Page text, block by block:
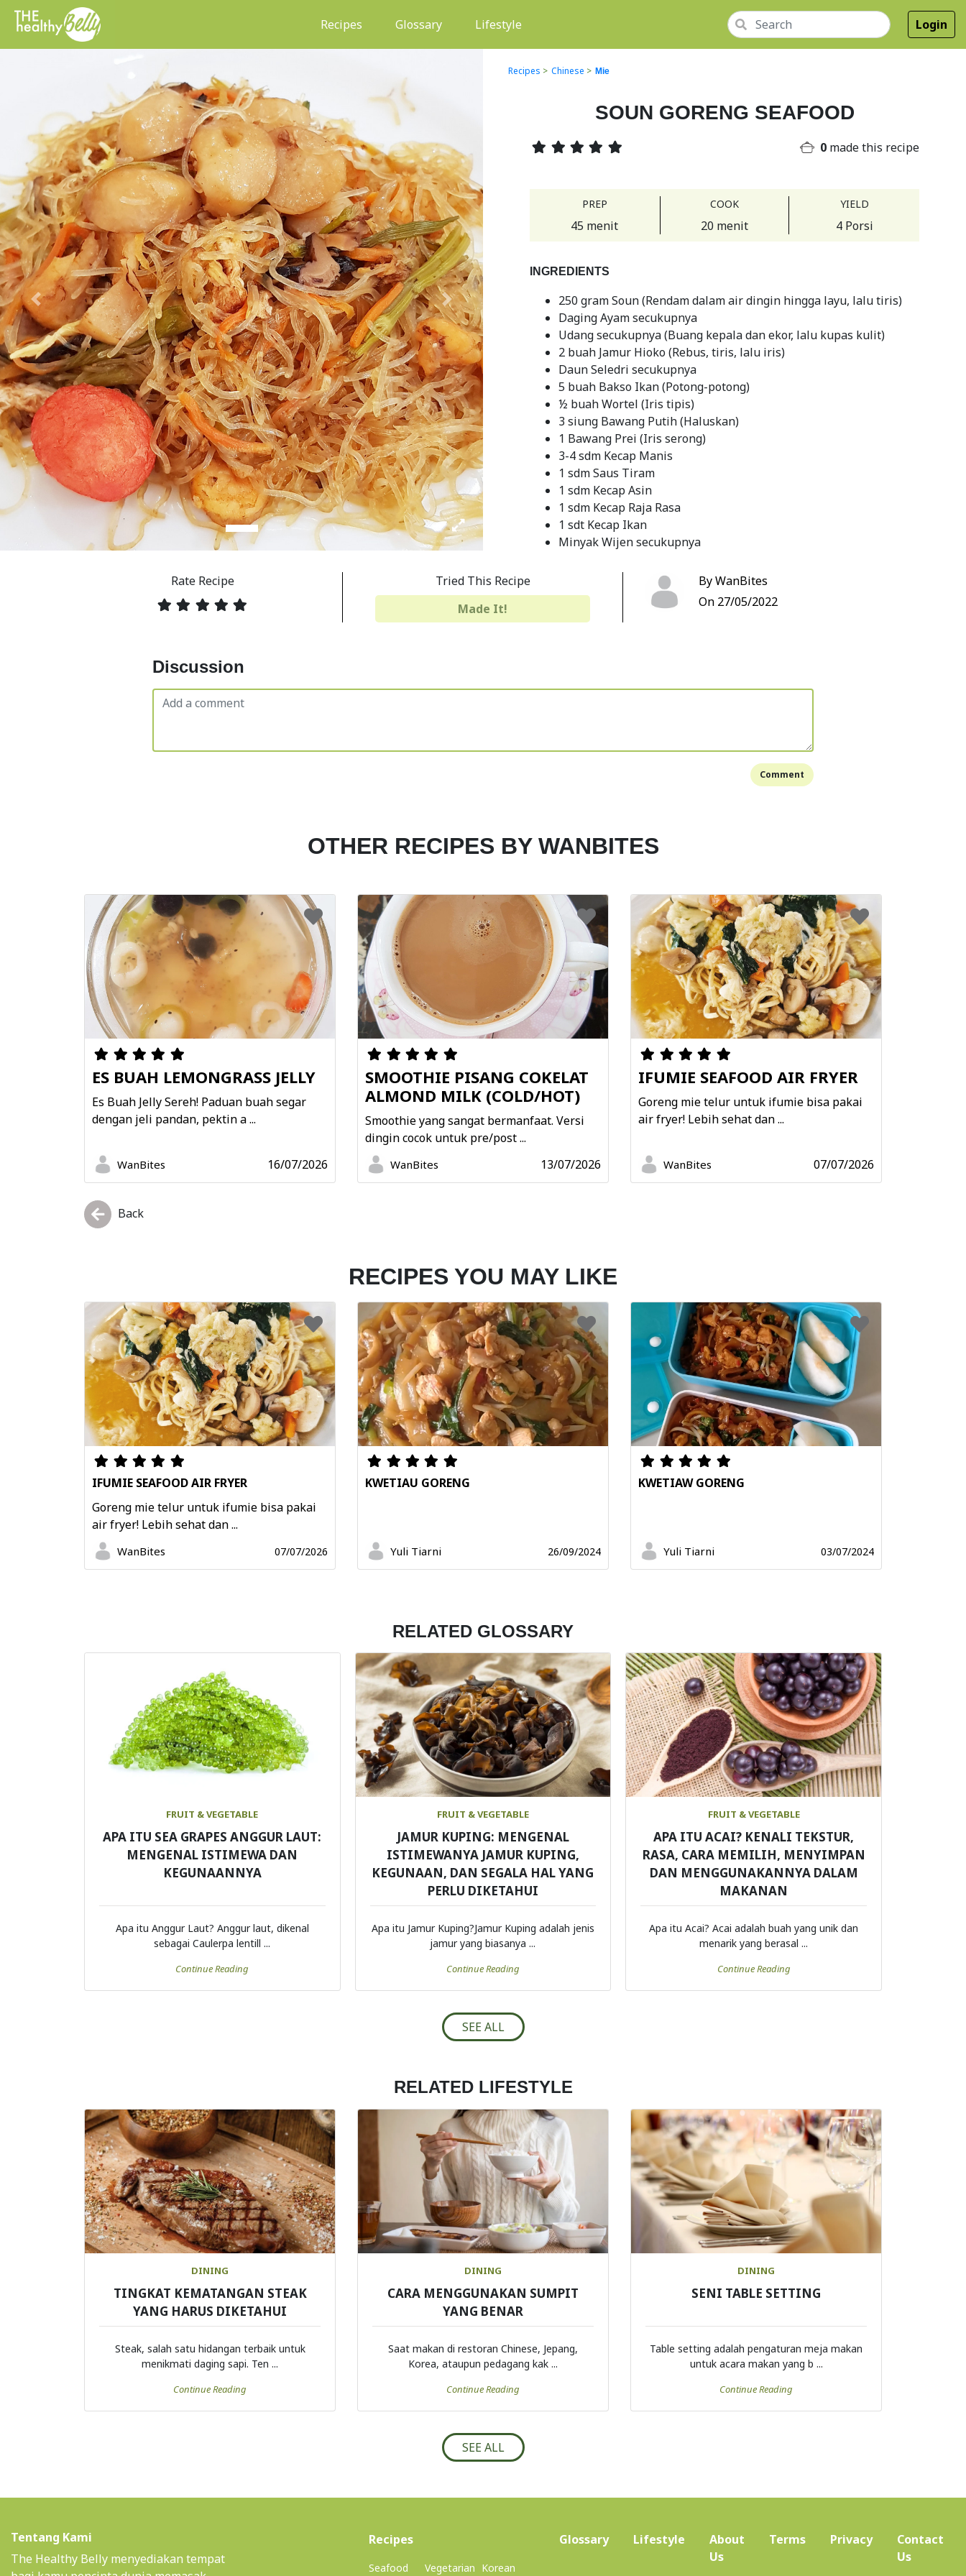
Recipes (current)Glossary Lifestyle Login
Previous Next
Recipes > Chinese > Mie
SOUN GORENG SEAFOOD
0 made this recipe
PREP
45 menit
COOK
20 menit
YIELD
4 Porsi
INGREDIENTS
250 gram Soun (Rendam dalam air dingin hingga layu, lalu tiris)
Daging Ayam secukupnya
Udang secukupnya (Buang kepala dan ekor, lalu kupas kulit)
2 buah Jamur Hioko (Rebus, tiris, lalu iris)
Daun Seledri secukupnya
5 buah Bakso Ikan (Potong-potong)
½ buah Wortel (Iris tipis)
3 siung Bawang Putih (Haluskan)
1 Bawang Prei (Iris serong)
3-4 sdm Kecap Manis
1 sdm Saus Tiram
1 sdm Kecap Asin
1 sdm Kecap Raja Rasa
1 sdt Kecap Ikan
Minyak Wijen secukupnya
Bubuk Merica secukupnya
Penyedap secukupnya
Minyak Goreng secukupnya
sudah cukup panas, masukkan bawang putih dan bawang prei.
daging ayam, udang, jamur, bakso ikan dan wortel.
Berikan kecap manis, saus tiram, kecap asin, kecap raja rasa,
kecap ikan, garam, bubuk merica dan bumbu penyedap. Aduk
aduk lagi hingga semua bagian soun terbumbui.
Sebelum dipindahkan ke piring saji, berikan sedikit minyak wijen.
Soun goreng seafood sudah siap untuk disajikan.
Share Bookmark
Rate Recipe
Tried This Recipe
Made It!
By WanBites
On 27/05/2022
Discussion
Comment
OTHER RECIPES BY WANBITES
ES BUAH LEMONGRASS JELLY
Es Buah Jelly Sereh! Paduan buah segar
dengan jeli pandan, pektin a ...
WanBites 16/07/2026
SMOOTHIE PISANG COKELAT
ALMOND MILK (COLD/HOT)
Smoothie yang sangat bermanfaat. Versi
dingin cocok untuk pre/post ...
WanBites 13/07/2026
IFUMIE SEAFOOD AIR FRYER
Goreng mie telur untuk ifumie bisa pakai
air fryer! Lebih sehat dan ...
WanBites 07/07/2026
Back
RECIPES YOU MAY LIKE
IFUMIE SEAFOOD AIR FRYER
Goreng mie telur untuk ifumie bisa pakai
air fryer! Lebih sehat dan ...
WanBites 07/07/2026
KWETIAU GORENG
Yuli Tiarni 26/09/2024
KWETIAW GORENG
Yuli Tiarni 03/07/2024
RELATED GLOSSARY
FRUIT & VEGETABLE
APA ITU SEA GRAPES ANGGUR LAUT:
MENGENAL ISTIMEWA DAN
KEGUNAANNYA
Apa itu Anggur Laut? Anggur laut, dikenal
sebagai Caulerpa lentill ...
Continue Reading
FRUIT & VEGETABLE
JAMUR KUPING: MENGENAL
ISTIMEWANYA JAMUR KUPING,
KEGUNAAN, DAN SEGALA HAL YANG
PERLU DIKETAHUI
Apa itu Jamur Kuping?Jamur Kuping adalah jenis
jamur yang biasanya ...
Continue Reading
FRUIT & VEGETABLE
APA ITU ACAI? KENALI TEKSTUR,
RASA, CARA MEMILIH, MENYIMPAN
DAN MENGGUNAKANNYA DALAM
MAKANAN
Apa itu Acai? Acai adalah buah yang unik dan
menarik yang berasal ...
Continue Reading
SEE ALL
RELATED LIFESTYLE
DINING
TINGKAT KEMATANGAN STEAK
YANG HARUS DIKETAHUI
Steak, salah satu hidangan terbaik untuk
menikmati daging sapi. Ten ...
Continue Reading
DINING
CARA MENGGUNAKAN SUMPIT
YANG BENAR
Saat makan di restoran Chinese, Jepang,
Korea, ataupun pedagang kak ...
Continue Reading
DINING
SENI TABLE SETTING
Table setting adalah pengaturan meja makan
untuk acara makan yang b ...
Continue Reading
SEE ALL
Tentang Kami
The Healthy Belly menyediakan tempat
Recipes(current)
Seafood Vegetarian Korean
Glossary Lifestyle
About
Us(current)
Terms Privacy
Contact
Us